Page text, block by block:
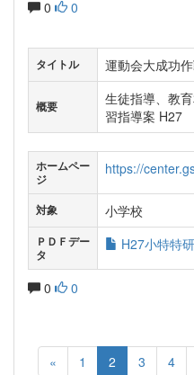
0 0
タイトル 運動会大成功
概要
生徒指導、教
習指導案 H27
ホームペー
ジ
https://
対象 小学校
ＰＤＦデー
タ
H27小特特
0 0
« 1 2 3 4